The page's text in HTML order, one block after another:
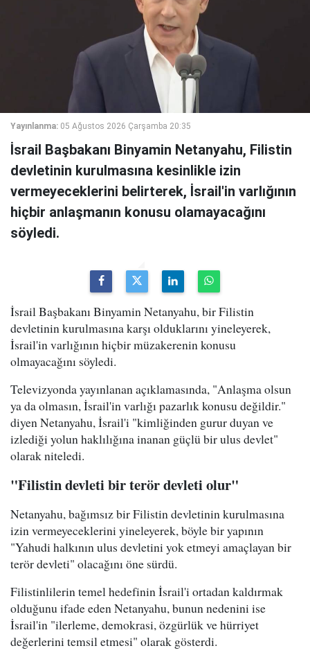
Yayınlanma: 05 Ağustos 2026 Çarşamba 20:35
İsrail Başbakanı Binyamin Netanyahu, Filistin
devletinin kurulmasına kesinlikle izin
vermeyeceklerini belirterek, İsrail'in varlığının
hiçbir anlaşmanın konusu olamayacağını
söyledi.
İsrail Başbakanı Binyamin Netanyahu, bir Filistin
devletinin kurulmasına karşı olduklarını yineleyerek,
İsrail'in varlığının hiçbir müzakerenin konusu
olmayacağını söyledi.
Televizyonda yayınlanan açıklamasında, "Anlaşma olsun
ya da olmasın, İsrail'in varlığı pazarlık konusu değildir."
diyen Netanyahu, İsrail'i "kimliğinden gurur duyan ve
izlediği yolun haklılığına inanan güçlü bir ulus devlet"
olarak niteledi.
"Filistin devleti bir terör devleti olur"
Netanyahu, bağımsız bir Filistin devletinin kurulmasına
izin vermeyeceklerini yineleyerek, böyle bir yapının
"Yahudi halkının ulus devletini yok etmeyi amaçlayan bir
terör devleti" olacağını öne sürdü.
Filistinlilerin temel hedefinin İsrail'i ortadan kaldırmak
olduğunu ifade eden Netanyahu, bunun nedenini ise
İsrail'in "ilerleme, demokrasi, özgürlük ve hürriyet
değerlerini temsil etmesi" olarak gösterdi.